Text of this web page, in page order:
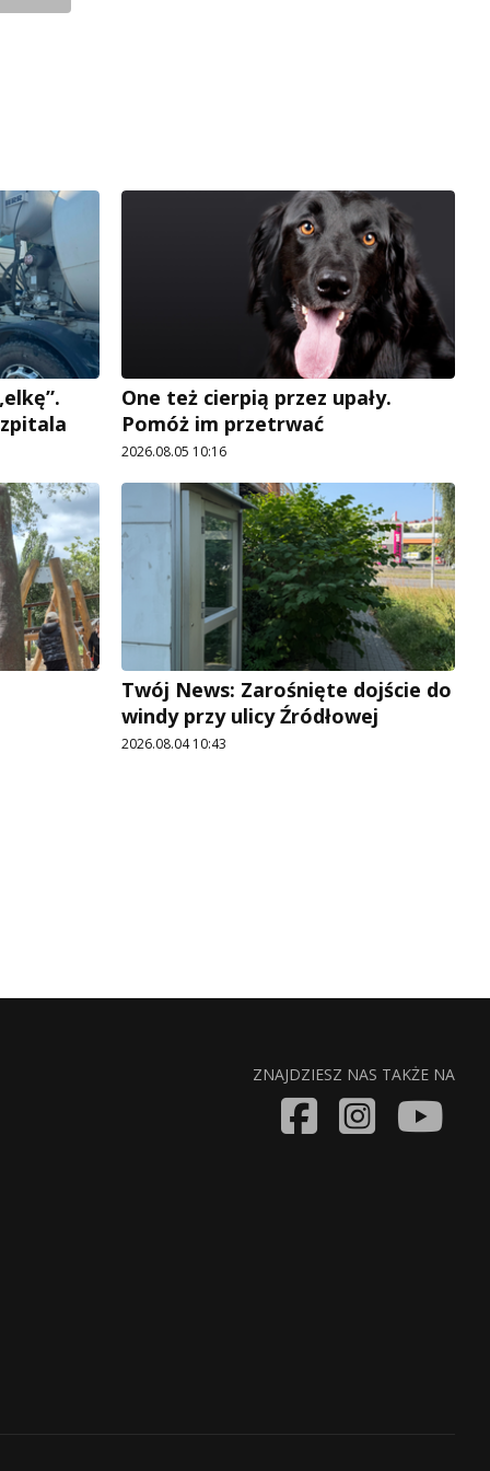
One też cierpią przez upały.
Pomóż im przetrwać
2026.08.05 10:16
Twój News: Zarośnięte dojście do
windy przy ulicy Źródłowej
2026.08.04 10:43
ZNAJDZIESZ NAS TAKŻE NA